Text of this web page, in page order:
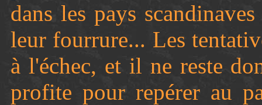
dans les pays
leur fourrure... Les
à l'échec, et il ne reste
profite pour repérer au